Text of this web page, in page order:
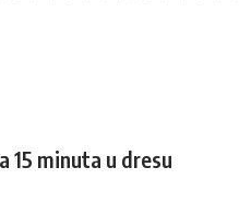
15 minuta u dresu